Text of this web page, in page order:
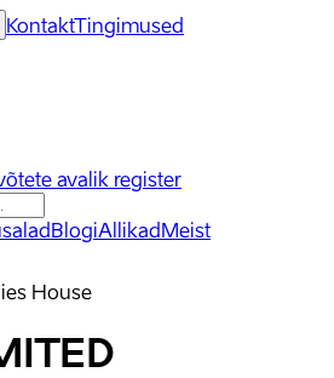
KontaktTingimused
avalik register
BlogiAllikadMeist
House